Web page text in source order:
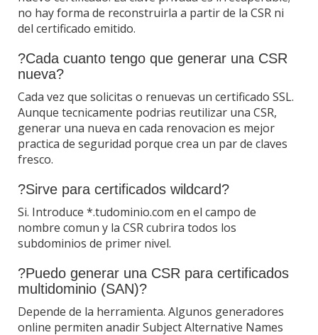
no hay forma de reconstruirla a partir de la CSR ni
del certificado emitido.
?Cada cuanto tengo que generar una CSR
nueva?
Cada vez que solicitas o renuevas un certificado SSL.
Aunque tecnicamente podrias reutilizar una CSR,
generar una nueva en cada renovacion es mejor
practica de seguridad porque crea un par de claves
fresco.
?Sirve para certificados wildcard?
Si. Introduce *.tudominio.com en el campo de
nombre comun y la CSR cubrira todos los
subdominios de primer nivel.
?Puedo generar una CSR para certificados
multidominio (SAN)?
Depende de la herramienta. Algunos generadores
online permiten anadir Subject Alternative Names